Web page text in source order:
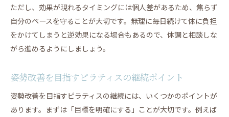
ただし、効果が現れるタイミングには個人差があるため、焦らず
自分のペースを守ることが大切です。無理に毎日続けて体に負担
をかけてしまうと逆効果になる場合もあるので、体調と相談しな
がら進めるようにしましょう。
姿勢改善を目指すピラティスの継続ポイント
姿勢改善を目指すピラティスの継続には、いくつかのポイントが
あります。まずは「目標を明確にする」ことが大切です。例えば